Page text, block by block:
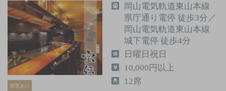
個室あり
岡山電気軌道東山本線
県庁通り電停 徒歩3分／
岡山電気軌道東山本線
城下電停 徒歩4分
日曜日祝日
10,000円以上
12席